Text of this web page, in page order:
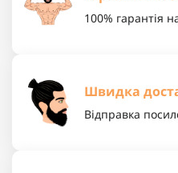
100% гарантія
Швидка
Відправка